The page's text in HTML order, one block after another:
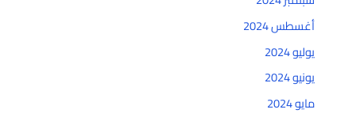
أغسطس 2024
يوليو 2024
يونيو 2024
مايو 2024